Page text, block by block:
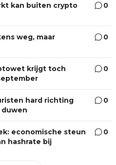
kan buiten crypto
0
weg, maar
0
krijgt toch
0
hard richting
0
economische steun
hashrate bij
0